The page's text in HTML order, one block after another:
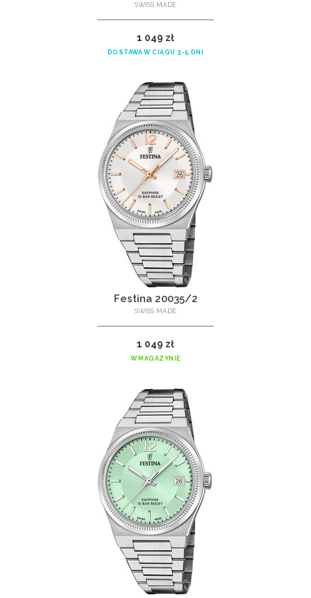
SWISS MADE
1 049 zł
DOSTAWA W CIĄGU 3-5 DNI
Festina 20035/2
SWISS MADE
1 049 zł
W MAGAZYNIE